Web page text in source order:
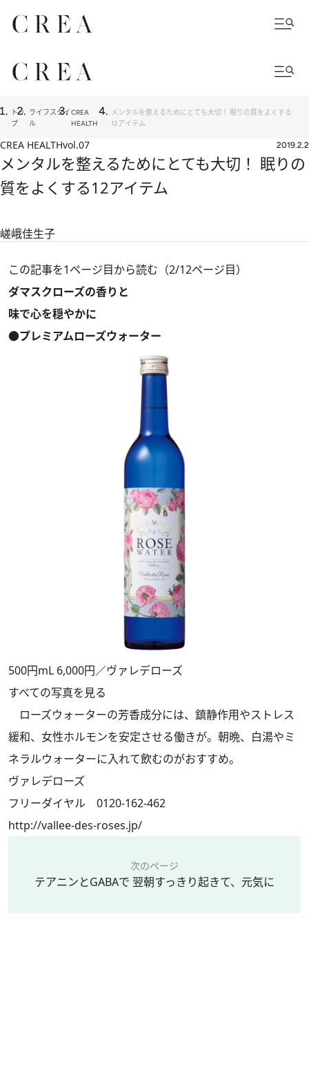
トッ
プ
ライフスタイ
ル
CREA
HEALTH
メンタルを整えるためにとても大切！ 眠りの質をよくする
12アイテム
CREA HEALTHvol.07 2019.2.2
メンタルを整えるためにとても大切！ 眠りの
質をよくする12アイテム
嵯峨佳生子
この記事を1ページ目から読む（2/12ページ目）
ダマスクローズの香りと
味で心を穏やかに
●プレミアムローズウォーター
500円mL 6,000円／ヴァレデローズ
すべての写真を見る
ローズウォーターの芳香成分には、鎮静作用やストレス
緩和、女性ホルモンを安定させる働きが。朝晩、白湯やミ
ネラルウォーターに入れて飲むのがおすすめ。
ヴァレデローズ
フリーダイヤル 0120-162-462
http://vallee-des-roses.jp/
次のページ
テアニンとGABAで 翌朝すっきり起きて、元気に